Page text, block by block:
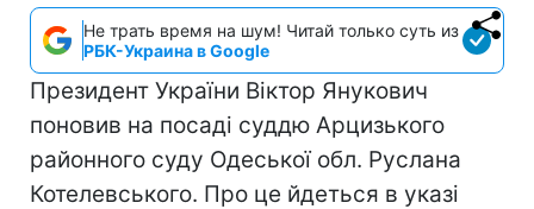
Не трать время на шум! Читай только суть из
РБК-Украина в Google
Президент України Віктор Янукович
поновив на посаді суддю Арцизького
районного суду Одеської обл. Руслана
Котелевського. Про це йдеться в указі